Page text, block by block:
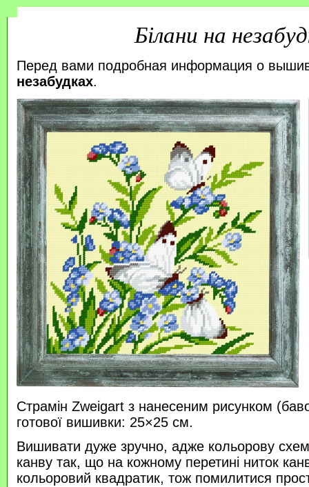
Білани на
Перед вами подробная информация о
незабудках.
Страмін Zweigart з нанесеним рисунком
готової вишивки: 25×25 см.
Вишивати дуже зручно, адже кольорову
канву так, що на кожному перетині ниток
кольоровий квадратик, тож помилитися